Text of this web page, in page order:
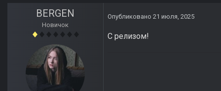
BERGEN
Новичок
Опубликовано 21 июля, 2025
С релизом!